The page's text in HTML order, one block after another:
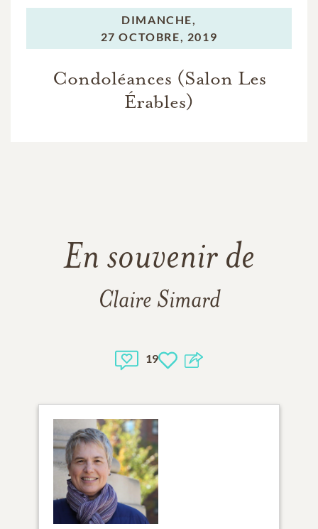
DIMANCHE,
27 OCTOBRE, 2019
Condoléances (Salon Les
Érables)
En souvenir de
Claire Simard
19